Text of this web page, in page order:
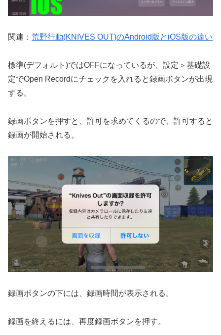
関連： 荒野行動(KNIVES OUT)のAndroid版とiOS版の違い
標準(デフォルト)ではOFFになっているが、設定＞基礎設
定でOpen Recordにチェックを入れると録画ボタンが出現
する。
録画ボタンを押すと、許可を求めてくるので、許可すると
録画が開始される。
録画ボタンの下には、録画時間が表示される。
録画を終えるには、再度録画ボタンを押す。